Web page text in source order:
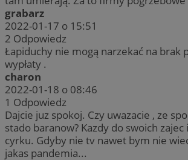
grabarz
2022-01-17 o 15:51
2 Odpowiedz
Łapiduchy nie mogą narzekać na brak
wypłaty .
charon
2022-01-18 o 08:46
1 Odpowiedz
Dajcie juz spokoj. Czy uwazacie , ze
stado baranow? Kazdy do swoich
cyrku. Gdyby nie tv nawet bym nie
jakas pandemia...